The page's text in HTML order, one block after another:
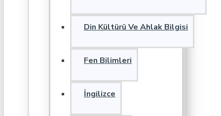
Din Kültürü Ve Ahlak Bilgisi
Fen Bilimleri
İngilizce